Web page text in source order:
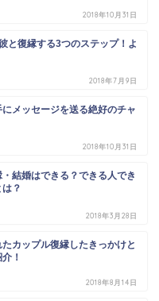
2018年10月31日
と復縁する3つのステップ！よ
2018年7月9日
メッセージを送る絶好のチャ
2018年10月31日
結婚はできる？できる人でき
？
2018年3月28日
カップル復縁したきっかけと
！
2018年8月14日